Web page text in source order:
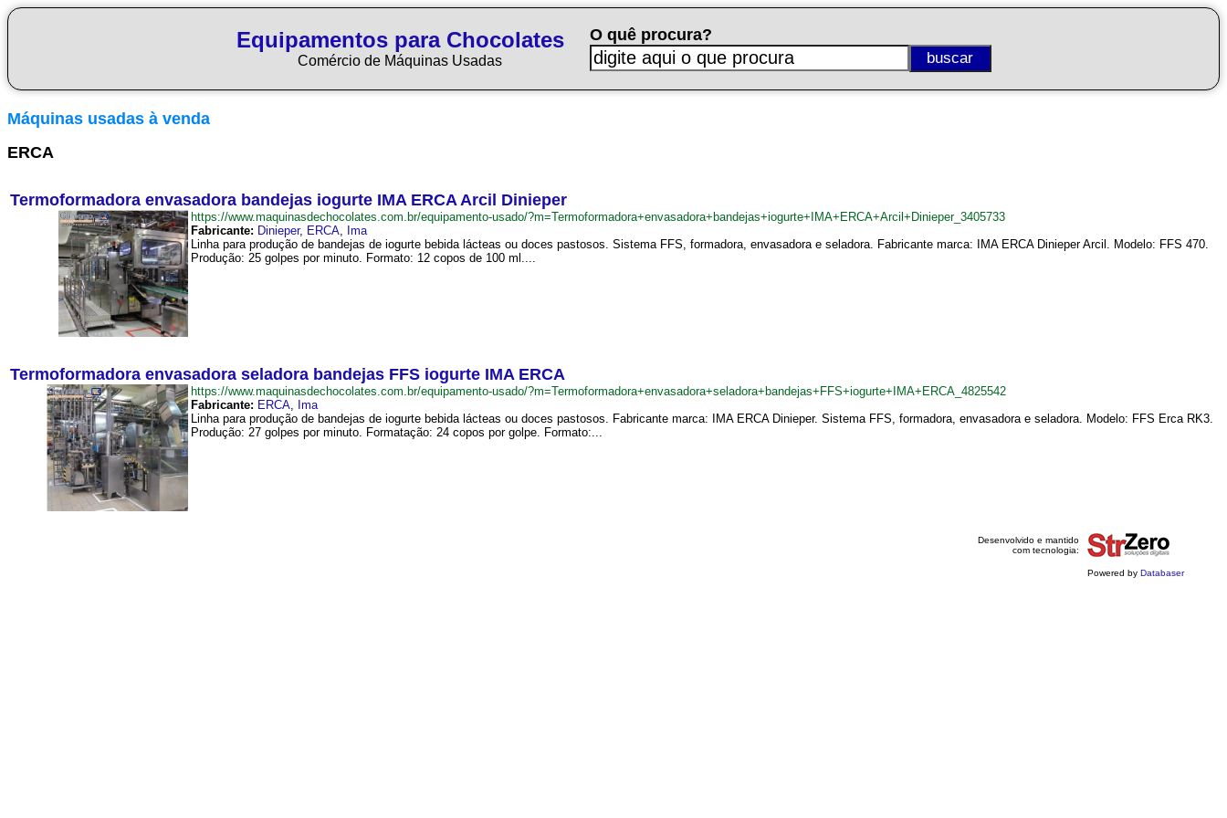
Equipamentos para Chocolates
Comércio de Máquinas Usadas
O quê procura?
Máquinas usadas à venda
ERCA
Termoformadora envasadora bandejas iogurte IMA ERCA Arcil Dinieper
https://www.maquinasdechocolates.com.br/equipamento-usado/?m=Termoformadora+envasadora+bandejas+iogurte+IMA+ERCA+Arcil+Dinieper_3405733
Fabricante: Dinieper, ERCA, Ima
Linha para produção de bandejas de iogurte bebida lácteas ou doces pastosos. Sistema FFS, formadora, envasadora e seladora. Fabricante marca: IMA ERCA Dinieper Arcil. Modelo: FFS 470.
Produção: 25 golpes por minuto. Formato: 12 copos de 100 ml....
Termoformadora envasadora seladora bandejas FFS iogurte IMA ERCA
https://www.maquinasdechocolates.com.br/equipamento-usado/?m=Termoformadora+envasadora+seladora+bandejas+FFS+iogurte+IMA+ERCA_4825542
Fabricante: ERCA, Ima
Linha para produção de bandejas de iogurte bebida lácteas ou doces pastosos. Fabricante marca: IMA ERCA Dinieper. Sistema FFS, formadora, envasadora e seladora. Modelo: FFS Erca RK3.
Produção: 27 golpes por minuto. Formatação: 24 copos por golpe. Formato:...
Desenvolvido e mantido
com tecnologia:
Powered by Databaser